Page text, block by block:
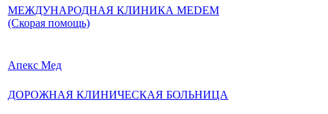
МЕЖДУНАРОДНАЯ КЛИНИКА MEDEM
(Скорая помощь)
Апекс Мед
ДОРОЖНАЯ КЛИНИЧЕСКАЯ БОЛЬНИЦА